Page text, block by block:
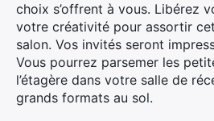
choix s’offrent à vous. Libérez
votre créativité pour assortir
salon. Vos invités seront
Vous pourrez parsemer les
l’étagère dans votre salle de
grands formats au sol.